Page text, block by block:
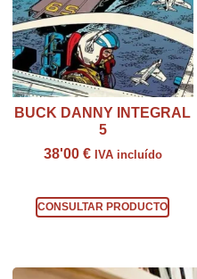
BUCK DANNY INTEGRAL
5
38'00 € IVA incluído
CONSULTAR PRODUCTO